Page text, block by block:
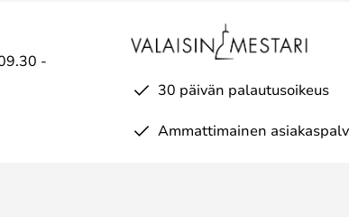
-
30 päivän palautusoikeus
Ammattimainen